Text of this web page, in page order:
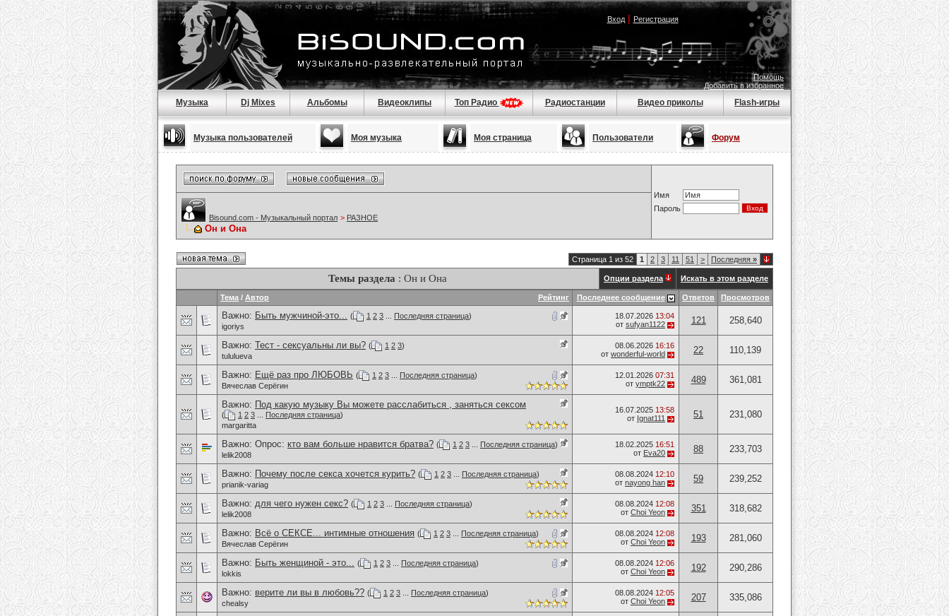
Вход| Регистрация
Помощь
Добавить в избранное
Музыка Dj Mixes Альбомы Видеоклипы Топ Радио Радиостанции Видео приколы Flash-игры
Музыка пользователей Моя музыка Моя страница Пользователи Форум
Имя
Пароль
Bisound.com - Музыкальный портал > РАЗНОЕ
Он и Она
Страница 1 из 52 1 2 3 11 51 > Последняя »
Темы раздела : Он и Она Опции раздела Искать в этом разделе
Рейтинг
Тема / Автор Последнее сообщение Ответов Просмотров
Важно: Быть мужчиной-это... ( 1 2 3 Последняя страница)
igoriys
18.07.2026 13:04
от sufyan1122 121 258,640
Важно: Тест - сексуальны ли вы? ( 1 2 3)
tululueva
08.06.2026 16:16
от wonderful-world 22 110,139
Важно: Ещё раз про ЛЮБОВЬ ( 1 2 3 Последняя страница)
Вячеслав Серёгин
12.01.2026 07:31
от ymptk22 489 361,081
Важно: Под какую музыку Вы можете расслабиться , заняться сексом
( 1 2 3 Последняя страница)
margaritta
16.07.2025 13:58
от Ignat111 51 231,080
Важно: Опрос: кто вам больше нравится братва? ( 1 2 3 Последняя страница)
lelik2008
18.02.2025 16:51
от Eva20 88 233,703
Важно: Почему после секса хочется курить? ( 1 2 3 Последняя страница)
prianik-variag
08.08.2024 12:10
от nayong han 59 239,252
Важно: для чего нужен секс? ( 1 2 3 Последняя страница)
lelik2008
08.08.2024 12:08
от Choi Yeon 351 318,682
Важно: Всё о СЕКСЕ... интимные отношения ( 1 2 3 Последняя страница)
Вячеслав Серёгин
08.08.2024 12:08
от Choi Yeon 193 281,060
Важно: Быть женщиной - это... ( 1 2 3 Последняя страница)
lokkis
08.08.2024 12:06
от Choi Yeon 192 290,286
Важно: верите ли вы в любовь?? ( 1 2 3 Последняя страница)
chealsy
08.08.2024 12:05
от Choi Yeon 207 335,086